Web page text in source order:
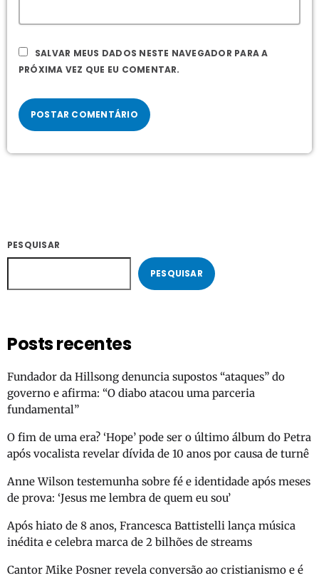
SALVAR MEUS DADOS NESTE NAVEGADOR PARA A
PRÓXIMA VEZ QUE EU COMENTAR.
PESQUISAR
PESQUISAR
Posts recentes
Fundador da Hillsong denuncia supostos “ataques” do
governo e afirma: “O diabo atacou uma parceria
fundamental”
O fim de uma era? ‘Hope’ pode ser o último álbum do Petra
após vocalista revelar dívida de 10 anos por causa de turnê
Anne Wilson testemunha sobre fé e identidade após meses
de prova: ‘Jesus me lembra de quem eu sou’
Após hiato de 8 anos, Francesca Battistelli lança música
inédita e celebra marca de 2 bilhões de streams
Cantor Mike Posner revela conversão ao cristianismo e é